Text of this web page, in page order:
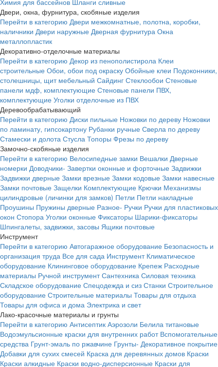
Химия для бассейнов Шланги сливные
Двери, окна, фурнитура, скобяные изделия
Перейти в категорию Двери межкомнатные, полотна, коробки,
наличники Двери наружные Дверная фурнитура Окна
металлопластик
Декоративно-отделочные материалы
Перейти в категорию Декор из пенополистирола Клеи
строительные Обои, обои под окраску Обойные клеи Подоконники,
столешницы, щит мебельный Сайдинг Стеклообои Стеновые
панели мдф, комплектующие Стеновые панели ПВХ,
комплектующие Уголки отделочные из ПВХ
Деревообрабатывающий
Перейти в категорию Диски пильные Ножовки по дереву Ножовки
по ламинату, гипсокартону Рубанки ручные Сверла по дереву
Стамески и долота Стусла Топоры Фрезы по дереву
Замочно-скобяные изделия
Перейти в категорию Велосипедные замки Вешалки Дверные
номерки Доводчики- Завертки оконные и форточные Задвижки
Задвижки дверные Замки врезные Замки кодовые Замки навесные
Замки почтовые Защелки Комплектующие Крючки Механизмы
цилиндровые (личинки для замков) Петли Петли накладные
Проушины Пружины дверные Разное- Ручки Ручки для пластиковых
окон Стопора Уголки оконные Фиксаторы Шарики-фиксаторы
Шпингалеты, задвижки, засовы Ящики почтовые
Инструмент
Перейти в категорию Автогаражное оборудование Безопасность и
организация труда Все для сада Инструмент Климатическое
оборудование Клининговое оборудование Крепеж Расходные
материалы Ручной инструмент Сантехника Силовая техника
Складское оборудование Спецодежда и сиз Станки Строительное
оборудование Строительные материалы Товары для отдыха
Товары для офиса и дома Электрика и свет
Лако-красочные материалы и грунты
Перейти в категорию Антисептик Аэрозоли Белила титановые
Водоэмульсионные краски для внутренних работ Вспомогательные
средства Грунт-эмаль по ржавчине Грунты- Декоративное покрытие
Добавки для сухих смесей Краска для деревянных домов Краски
Краски алкидные Краски водно-дисперсионные Краски для